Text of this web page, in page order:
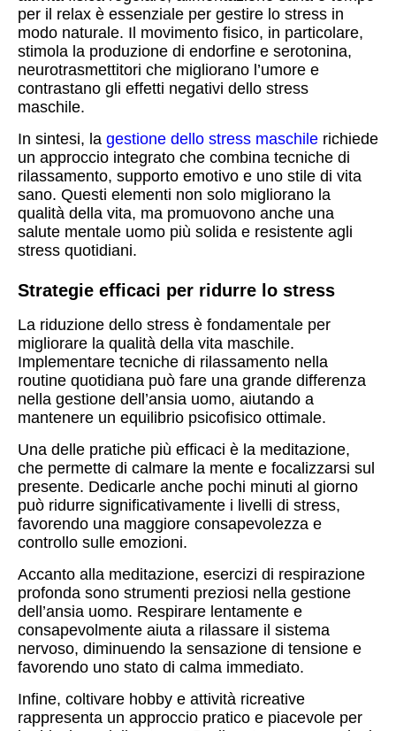
per il relax è essenziale per gestire lo stress in
modo naturale. Il movimento fisico, in particolare,
stimola la produzione di endorfine e serotonina,
neurotrasmettitori che migliorano l’umore e
contrastano gli effetti negativi dello stress
maschile.
In sintesi, la gestione dello stress maschile richiede
un approccio integrato che combina tecniche di
rilassamento, supporto emotivo e uno stile di vita
sano. Questi elementi non solo migliorano la
qualità della vita, ma promuovono anche una
salute mentale uomo più solida e resistente agli
stress quotidiani.
Strategie efficaci per ridurre lo stress
La riduzione dello stress è fondamentale per
migliorare la qualità della vita maschile.
Implementare tecniche di rilassamento nella
routine quotidiana può fare una grande differenza
nella gestione dell’ansia uomo, aiutando a
mantenere un equilibrio psicofisico ottimale.
Una delle pratiche più efficaci è la meditazione,
che permette di calmare la mente e focalizzarsi sul
presente. Dedicarle anche pochi minuti al giorno
può ridurre significativamente i livelli di stress,
favorendo una maggiore consapevolezza e
controllo sulle emozioni.
Accanto alla meditazione, esercizi di respirazione
profonda sono strumenti preziosi nella gestione
dell’ansia uomo. Respirare lentamente e
consapevolmente aiuta a rilassare il sistema
nervoso, diminuendo la sensazione di tensione e
favorendo uno stato di calma immediato.
Infine, coltivare hobby e attività ricreative
rappresenta un approccio pratico e piacevole per